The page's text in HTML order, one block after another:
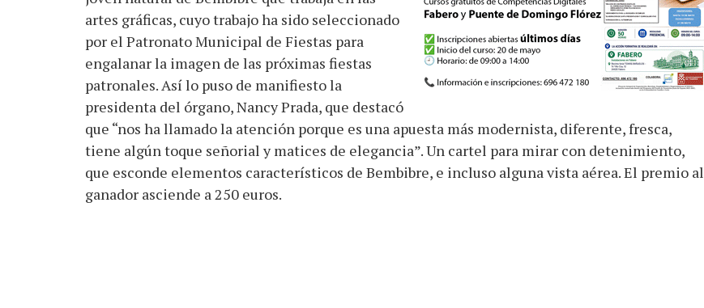
artes gráficas, cuyo trabajo ha sido seleccionado
por el Patronato Municipal de Fiestas para
engalanar la imagen de las próximas fiestas
patronales. Así lo puso de manifiesto la
presidenta del órgano, Nancy Prada, que destacó
que “nos ha llamado la atención porque es una apuesta más modernista, diferente, fresca,
tiene algún toque señorial y matices de elegancia”. Un cartel para mirar con detenimiento,
que esconde elementos característicos de Bembibre, e incluso alguna vista aérea. El premio al
ganador asciende a 250 euros.